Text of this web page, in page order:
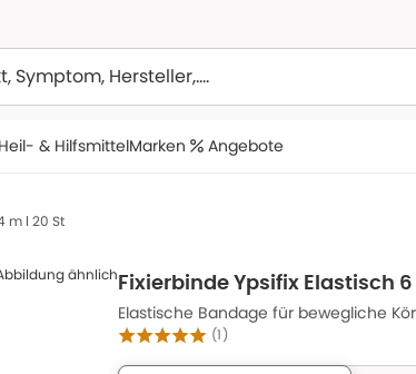
Heil- & HilfsmittelMarken Angebote
m l 20 St
ähnlich Fixierbinde Ypsifix Elastisch
Elastische Bandage für bewegliche
(1)